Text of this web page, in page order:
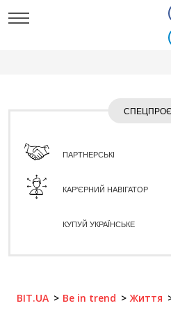
ПАРТНЕРСЬКІ
КАР'ЄРНИЙ НАВІГАТОР
КУПУЙ УКРАЇНСЬКЕ
BIT.UA Be in trend Життя